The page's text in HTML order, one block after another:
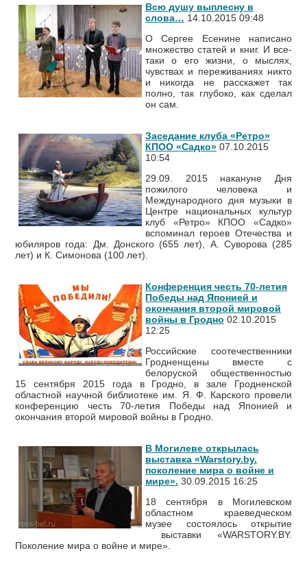
Всю душу выплесну в
слова… 14.10.2015 09:48
О Сергее Есенине написано
множество статей и книг. И все-
таки о его жизни, о мыслях,
чувствах и переживаниях никто
и никогда не расскажет так
полно, так глубоко, как сделал
он сам.
Заседание клуба «Ретро»
КПОО «Садко» 07.10.2015
10:54
29.09. 2015 накануне Дня
пожилого человека и
Международного дня музыки в
Центре национальных культур
клуб «Ретро» КПОО «Садко»
вспоминал героев Отечества и
юбиляров года: Дм. Донского (655 лет), А. Суворова (285
лет) и К. Симонова (100 лет).
Конференция честь 70-летия
Победы над Японией и
окончания второй мировой
войны в Гродно 02.10.2015
12:25
Российские соотечественники
Гродненщены вместе с
белоруской общественностью
15 сентября 2015 года в Гродно, в зале Гродненской
областной научной библиотеке им. Я. Ф. Карского провели
конференцию честь 70-летия Победы над Японией и
окончания второй мировой войны в Гродно.
В Могилеве открылась
выставка «Warstory.by.
поколение мира о войне и
мире». 30.09.2015 16:25
18 сентября в Могилевском
областном краеведческом
музее состоялось открытие
выставки «WARSTORY.BY.
Поколение мира о войне и мире».